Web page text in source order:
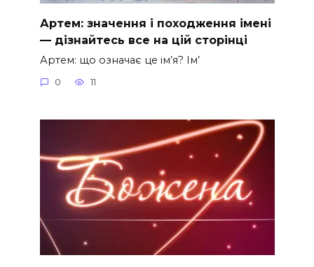
Артем: значення і походження імені
— дізнайтесь все на цій сторінці
Артем: що означає це ім’я? Ім’
0 11